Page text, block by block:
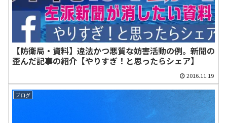
【防衛局・資料】違法かつ悪質な妨害活動の例。新聞の
歪んだ記事の紹介【やりすぎ！と思ったらシェア】
2016.11.19
ブログ